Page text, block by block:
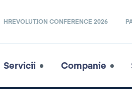
HREVOLUTION CONFERENCE 2026
Servicii Companie